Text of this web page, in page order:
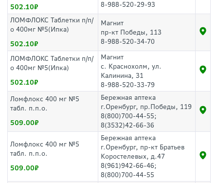
502.10
8-988-520-29-93
ЛОМФЛОКС Таблетки п/п/
о 400мг №5(Ипка)
502.10
Магнит
пр-кт Победы, 113
8-988-520-34-70
ЛОМФЛОКС Таблетки п/п/
о 400мг №5(Ипка)
502.10
Магнит
с. Краснохолм, ул.
Калинина, 31
8-988-520-33-79
Ломфлокс 400 мг №5
табл. п.п.о.
509.00
Бережная аптека
г.Оренбург, пр.Победы, 119
8(800)700-44-55;
8(3532)42-66-36
Ломфлокс 400 мг №5
табл. п.п.о.
509.00
Бережная аптека
г.Оренбург, пр-кт Братьев
Коростелевых, д.47
8(961)942-66-46;
8(800)700-44-55